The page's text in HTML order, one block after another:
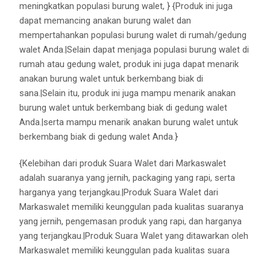
meningkatkan populasi burung walet, } {Produk ini juga
dapat memancing anakan burung walet dan
mempertahankan populasi burung walet di rumah/gedung
walet Anda.|Selain dapat menjaga populasi burung walet di
rumah atau gedung walet, produk ini juga dapat menarik
anakan burung walet untuk berkembang biak di
sana.|Selain itu, produk ini juga mampu menarik anakan
burung walet untuk berkembang biak di gedung walet
Anda.|serta mampu menarik anakan burung walet untuk
berkembang biak di gedung walet Anda.}
{Kelebihan dari produk Suara Walet dari Markaswalet
adalah suaranya yang jernih, packaging yang rapi, serta
harganya yang terjangkau.|Produk Suara Walet dari
Markaswalet memiliki keunggulan pada kualitas suaranya
yang jernih, pengemasan produk yang rapi, dan harganya
yang terjangkau.|Produk Suara Walet yang ditawarkan oleh
Markaswalet memiliki keunggulan pada kualitas suara